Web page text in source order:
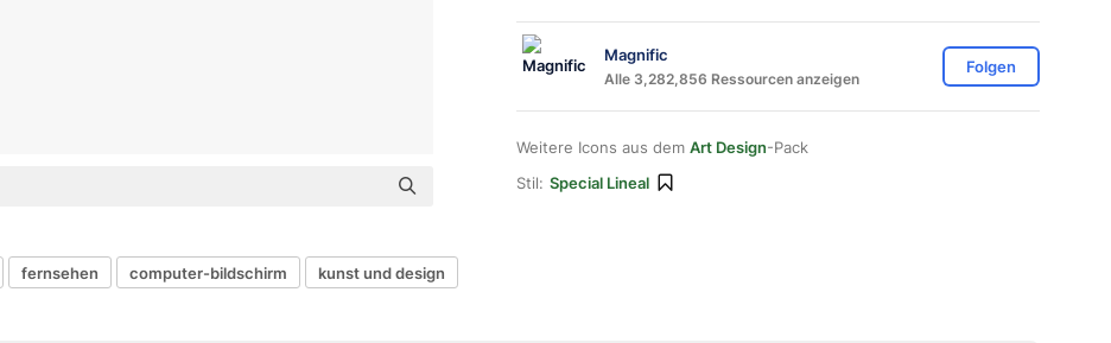
Magnific
Alle 3,282,856 Ressourcen anzeigen
Folgen
Weitere Icons aus dem Art Design-Pack
Stil: Special Lineal
fernsehen computer-bildschirm kunst und design